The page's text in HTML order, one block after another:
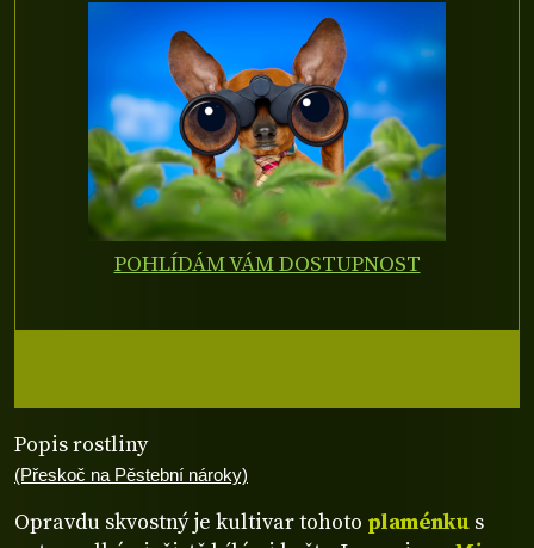
Popis rostliny
(Přeskoč na Pěstební nároky)
Opravdu skvostný je kultivar tohoto plaménku s
POHLÍDÁM VÁM DOSTUPNOST